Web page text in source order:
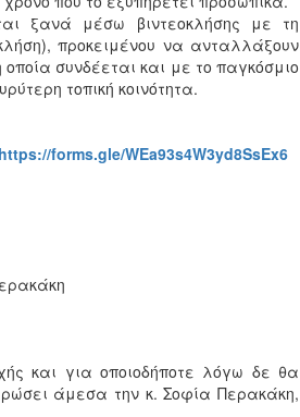
ξανά μέσω βιντεοκλήσης με τη
προκειμένου να ανταλλάξουν
συνδέεται και με το παγκόσμιο
τοπική κοινότητα.
https://forms.gle/WEa93s4W3yd8SsEx6
και για οποιοδήποτε λόγω δε θα
άμεσα την κ. Σοφία Περακάκη,